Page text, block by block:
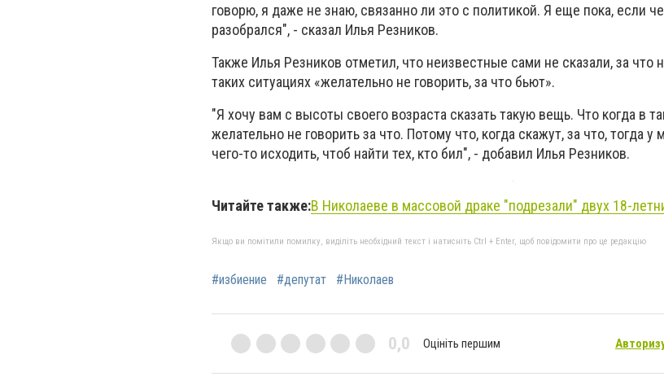
говорю, я даже не знаю, связанно ли это с политикой. Я еще пока, если
разобрался", - сказал Илья Резников.
Также Илья Резников отметил, что неизвестные сами не сказали, за что
таких ситуациях «желательно не говорить, за что бьют».
"Я хочу вам с высоты своего возраста сказать такую вещь. Что когда в
желательно не говорить за что. Потому что, когда скажут, за что, тогда
чего-то исходить, чтоб найти тех, кто бил", - добавил Илья Резников.
Читайте также:В Николаеве в массовой драке "подрезали" двух 18-
Якщо ви помітили помилку, виділіть необхідний текст і натисніть Ctrl + Enter, щоб повідомити про це редакцію
#избиение #депутат #Николаев
0,0 Оцініть першим